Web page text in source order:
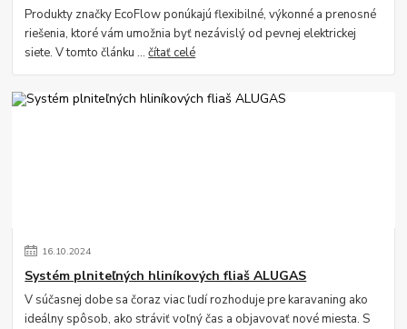
Produkty značky EcoFlow ponúkajú flexibilné, výkonné a prenosné
riešenia, ktoré vám umožnia byť nezávislý od pevnej elektrickej
siete. V tomto článku ...čítať celé
16.10.2024
Systém plniteľných hliníkových fliaš ALUGAS
V súčasnej dobe sa čoraz viac ľudí rozhoduje pre karavaning ako
ideálny spôsob, ako stráviť voľný čas a objavovať nové miesta. S